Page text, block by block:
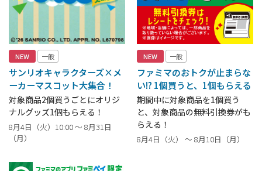
NEW 一般
サンリオキャラクターズ×メ
ーカーマスコット大集合！
対象商品2個買うごとにオリジ
ナルグッズ1個もらえる！
8月4日（火）10:00 ～ 8月31日
（月）
NEW 一般
ファミマのおトクが止まらな
い!? 1個買うと、1個もらえる
期間中に対象商品を1個買う
と、対象商品の無料引換券がも
らえる！
8月4日（火） ～ 8月10日（月）